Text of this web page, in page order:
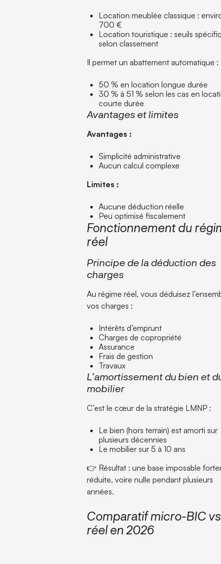
Location meublée classique :
700 €
Location touristique : seuils
selon classement
Il permet un abattement automatique :
50 % en location longue durée
30 % à 51 % selon les cas en
courte durée
Avantages et limites
Avantages :
Simplicité administrative
Aucun calcul complexe
Limites :
Aucune déduction réelle
Peu optimisé fiscalement
Fonctionnement du
réel
Principe de la déduction des
charges
Au régime réel, vous déduisez
vos charges :
Intérêts d’emprunt
Charges de copropriété
Assurance
Frais de gestion
Travaux
L’amortissement du bien et
mobilier
C’est le cœur de la stratégie LMNP :
Le bien (hors terrain) est amorti sur
plusieurs décennies
Le mobilier sur 5 à 10 ans
👉 Résultat : une base imposable
réduite, voire nulle pendant plusieurs
années.
Comparatif micro-BIC vs
réel en 2026